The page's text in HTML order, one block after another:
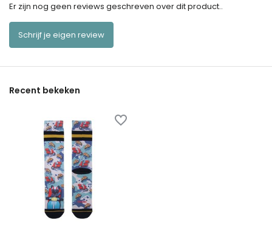
Er zijn nog geen reviews geschreven over dit product..
Schrijf je eigen review
Recent bekeken